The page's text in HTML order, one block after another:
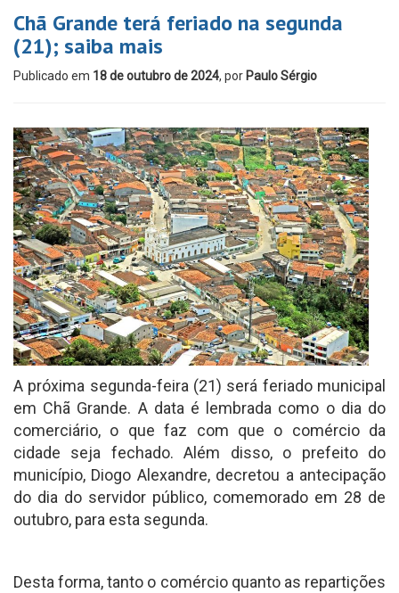
Chã Grande terá feriado na segunda
(21); saiba mais
Publicado em 18 de outubro de 2024, por Paulo Sérgio
A próxima segunda-feira (21) será feriado municipal
em Chã Grande. A data é lembrada como o dia do
comerciário, o que faz com que o comércio da
cidade seja fechado. Além disso, o prefeito do
município, Diogo Alexandre, decretou a antecipação
do dia do servidor público, comemorado em 28 de
outubro, para esta segunda.
Desta forma, tanto o comércio quanto as repartições